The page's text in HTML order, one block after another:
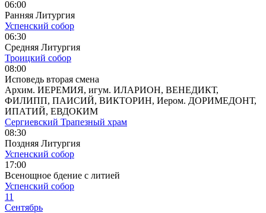
06:00
Ранняя Литургия
Успенский собор
06:30
Средняя Литургия
Троицкий собор
08:00
Исповедь вторая смена
Архим. ИЕРЕМИЯ, игум. ИЛАРИОН, ВЕНЕДИКТ,
ФИЛИПП, ПАИСИЙ, ВИКТОРИН, Иером. ДОРИМЕДОНТ,
ИПАТИЙ, ЕВДОКИМ
Сергиевский Трапезный храм
08:30
Поздняя Литургия
Успенский собор
17:00
Всенощное бдение с литией
Успенский собор
11
Сентябрь